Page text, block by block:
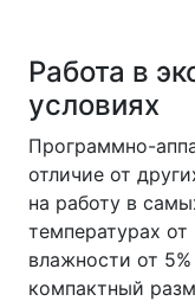
Работа в
условиях
Программно-
отличие от
на работу в
температурах
влажности от
компактный